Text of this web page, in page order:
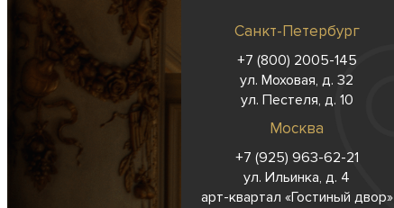
Санкт-Петербург
+7 (800) 2005-145
ул. Моховая, д. 32
ул. Пестеля, д. 10
Москва
+7 (925) 963-62-21
ул. Ильинка, д. 4
арт-квартал «Гостиный двор»